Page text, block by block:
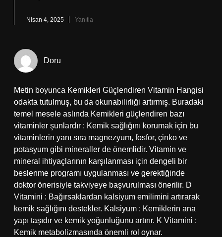
Nisan 4, 2025 Yanıtla
Doru
Metin boyunca Kemikleri Güçlendiren Vitamin Hangisi
odakta tutulmuş, bu da okunabilirliği artırmış. Buradaki
temel mesele aslında Kemikleri güçlendiren bazı
vitaminler şunlardır : Kemik sağlığını korumak için bu
vitaminlerin yanı sıra magnezyum, fosfor, çinko ve
potasyum gibi mineraller de önemlidir. Vitamin ve
mineral ihtiyaçlarının karşılanması için dengeli bir
beslenme programı uygulanması ve gerektiğinde
doktor önerisiyle takviyeye başvurulması önerilir. D
Vitamini : Bağırsaklardan kalsiyum emilimini artırarak
kemik sağlığını destekler. Kalsiyum : Kemiklerin ana
yapı taşıdır ve kemik yoğunluğunu artırır. K Vitamini :
Kemik metabolizmasında önemli rol oynar.